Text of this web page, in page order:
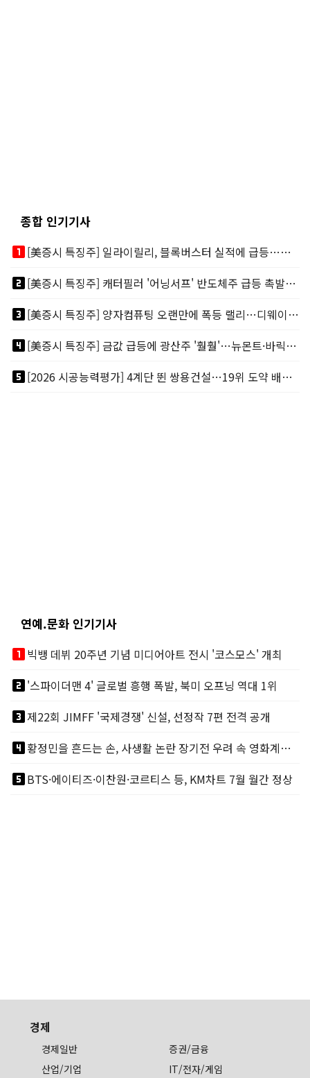
종합 인기기사
looks_one
[美증시 특징주] 일라이릴리, 블록버스터 실적에 급등…마운자로 매출 폭발
looks_two
[美증시 특징주] 캐터필러 '어닝서프' 반도체주 급등 촉발…"AI 데이터센터 건설 강력"
looks_3
[美증시 특징주] 양자컴퓨팅 오랜만에 폭등 랠리…디웨이브·아이온큐 주도
looks_4
[美증시 특징주] 금값 급등에 광산주 '훨훨'…뉴몬트·바릭마이닝 주도
looks_5
[2026 시공능력평가] 4계단 뛴 쌍용건설…19위 도약 배경엔 ‘재무체력’
연예.문화 인기기사
looks_one빅뱅 데뷔 20주년 기념 미디어아트 전시 '코스모스' 개최
looks_two'스파이더맨 4' 글로벌 흥행 폭발, 북미 오프닝 역대 1위
looks_3제22회 JIMFF '국제경쟁' 신설, 선정작 7편 전격 공개
looks_4
황정민을 흔드는 손, 사생활 논란 장기전 우려 속 영화계도 리스크
looks_5BTS·에이티즈·이찬원·코르티스 등, KM차트 7월 월간 정상
경제
경제일반
증권/금융
산업/기업
IT/전자/게임